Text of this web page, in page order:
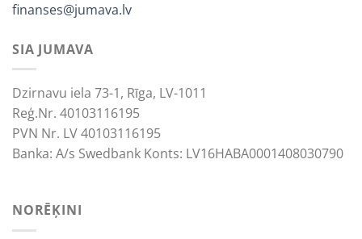
finanses@jumava.lv
SIA JUMAVA
Dzirnavu iela 73-1, Rīga, LV-1011
Reģ.Nr. 40103116195
PVN Nr. LV 40103116195
Banka: A/s Swedbank Konts: LV16HABA0001408030790
NORĒĶINI